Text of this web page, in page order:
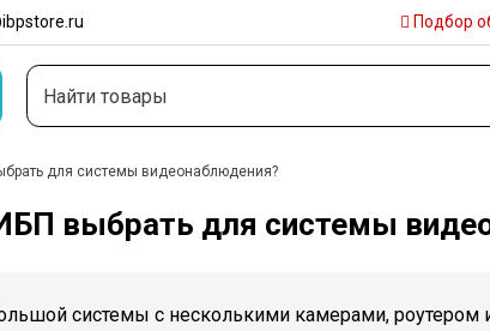
Подбор
для системы видеонаблюдения?
выбрать для системы
системы с несколькими камерами, роутером